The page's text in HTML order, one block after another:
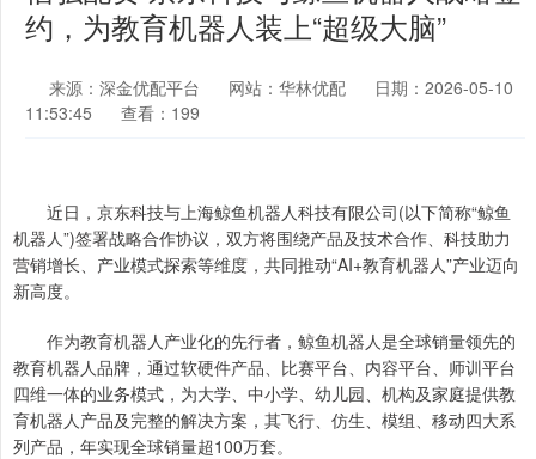
约，为教育机器人装上“超级大脑”
来源：深金优配平台 网站：华林优配
日期：2026-05-10
11:53:45
查看：199
近日，京东科技与上海鲸鱼机器人科技有限公司(以下简称“鲸鱼
机器人”)签署战略合作协议，双方将围绕产品及技术合作、科技助力
营销增长、产业模式探索等维度，共同推动“AI+教育机器人”产业迈向
新高度。
作为教育机器人产业化的先行者，鲸鱼机器人是全球销量领先的
教育机器人品牌，通过软硬件产品、比赛平台、内容平台、师训平台
四维一体的业务模式，为大学、中小学、幼儿园、机构及家庭提供教
育机器人产品及完整的解决方案，其飞行、仿生、模组、移动四大系
列产品，年实现全球销量超100万套。